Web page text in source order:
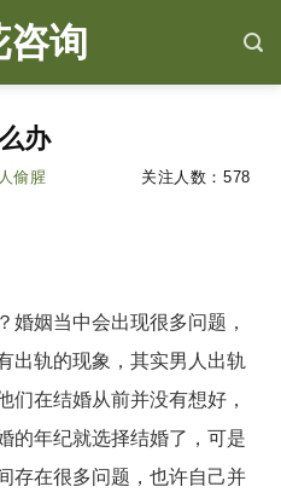
咨询
办
偷腥 关注人数：578
婚姻当中会出现很多问题，
出轨的现象，其实男人出轨
们在结婚从前并没有想好，
的年纪就选择结婚了，可是
存在很多问题，也许自己并